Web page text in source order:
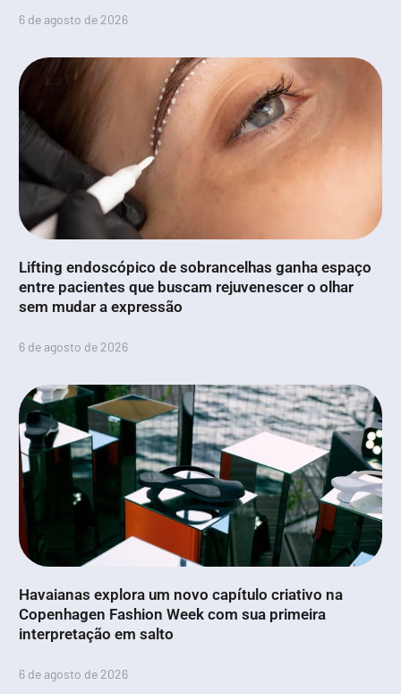
6 de agosto de 2026
Lifting endoscópico de sobrancelhas ganha espaço
entre pacientes que buscam rejuvenescer o olhar
sem mudar a expressão
6 de agosto de 2026
Havaianas explora um novo capítulo criativo na
Copenhagen Fashion Week com sua primeira
interpretação em salto
6 de agosto de 2026